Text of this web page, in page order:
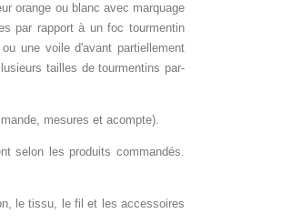
orange ou blanc avec marquage
par rapport à un foc tourmentin
une voile d'avant partiellement
tailles de tourmentins par-
mesures et acompte).
selon les produits commandés.
le tissu, le fil et les accessoires